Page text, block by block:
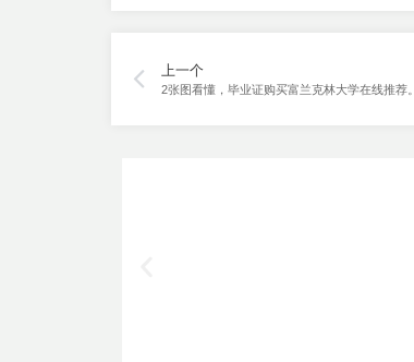
上一个
2张图看懂，毕业证购买富兰克林大学在线推荐。